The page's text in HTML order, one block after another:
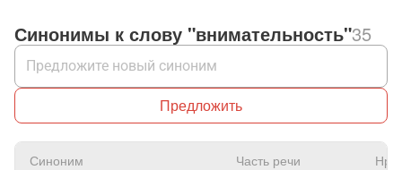
Синонимы к слову "внимательность"35
Предложить
Синоним Часть речи